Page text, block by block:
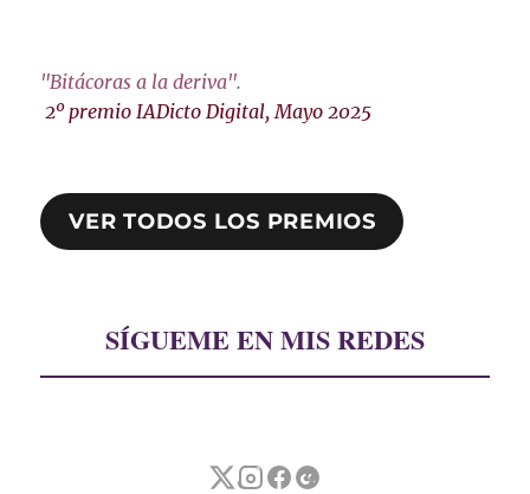
"Bitácoras a la deriva".
2º premio IADicto Digital, Mayo 2025
VER TODOS LOS PREMIOS
SÍGUEME EN MIS REDES